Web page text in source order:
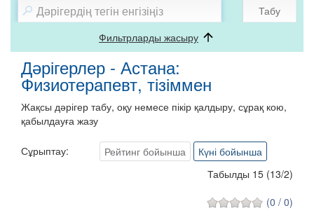
Табу
Фильтрларды жасыру
Дәрігерлер - Астана:
Физиотерапевт, тізіммен
Жақсы дәрігер табу, оқу немесе пікір қалдыру, сұрақ кою,
қабылдауға жазу
Сұрыптау: Рейтинг бойынша
Күні бойынша
Табылды 15 (13/2)
(0 / 0)